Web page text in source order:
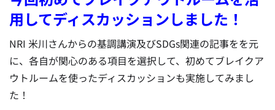
用してディスカッションしました！
NRI 米川さんからの基調講演及びSDGs関連の記事をを元
に、各自が関心のある項目を選択して、初めてブレイクア
ウトルームを使ったディスカッションも実施してみまし
た！